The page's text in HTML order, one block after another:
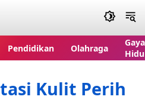
Pendidikan Olahraga
Gaya
Kulit Perih